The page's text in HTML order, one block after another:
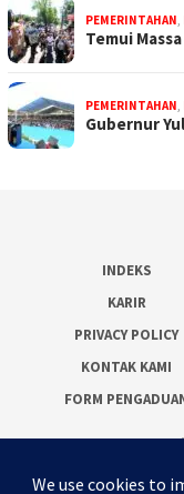
PEMERINTAHAN,
Temui
PEMERINTAHAN,
Gubernur
INDEKS
KARIR
PRIVACY POLICY
KONTAK KAMI
FORM
Facebook